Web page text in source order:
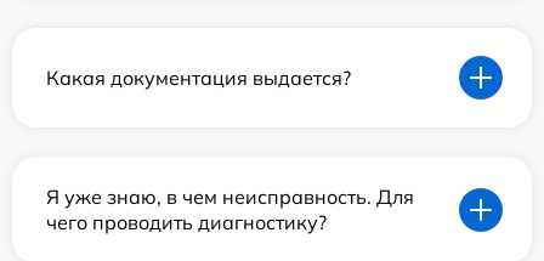
Какая документация выдается?
Я уже знаю, в чем неисправность. Для
чего проводить диагностику?